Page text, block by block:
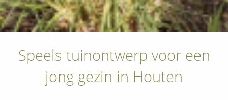
Speels tuinontwerp voor een
jong gezin in Houten